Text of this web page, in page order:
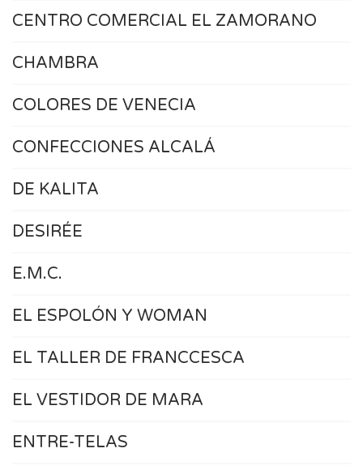
CENTRO COMERCIAL EL ZAMORANO
CHAMBRA
COLORES DE VENECIA
CONFECCIONES ALCALÁ
DE KALITA
DESIRÉE
E.M.C.
EL ESPOLÓN Y WOMAN
EL TALLER DE FRANCCESCA
EL VESTIDOR DE MARA
ENTRE-TELAS